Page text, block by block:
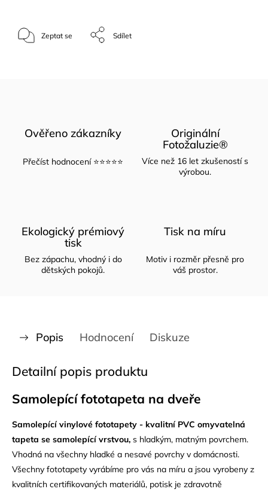
Zeptat se Sdílet
Ověřeno zákazníky
Přečíst hodnocení ⭐⭐⭐⭐⭐
Originální
Fotožaluzie®
Více než 16 let zkušeností s
výrobou.
Ekologický prémiový
tisk
Bez zápachu, vhodný i do
dětských pokojů.
Tisk na míru
Motiv i rozměr přesně pro
váš prostor.
Popis Hodnocení Diskuze
Detailní popis produktu
Samolepící fototapeta na dveře
Samolepící vinylové fototapety - kvalitní PVC omyvatelná
tapeta se samolepící vrstvou, s hladkým, matným povrchem.
Vhodná na všechny hladké a nesavé povrchy v domácnosti.
Všechny fototapety vyrábíme pro vás na míru a jsou vyrobeny z
kvalitních certifikovaných materiálů, potisk je zdravotně